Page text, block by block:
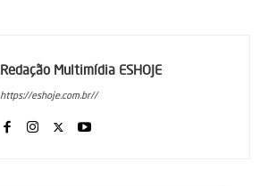
Redação Multimídia ESHOJE
https://eshoje.com.br//